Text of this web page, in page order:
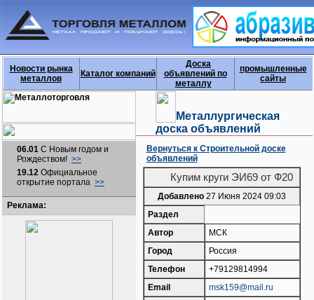
Новости рынка
металлов
Каталог компаний
Доска
объявлений по
металлу
промышленные
сайты
06.01 С Новым годом и
Рождеством! >>
19.12 Официальное
открытие портала >>
Реклама:
Металлургическая
доска объявлений
Вернуться к Строительной доске
объявлений
Купим круги ЭИ69 от Ф20
Добавлено 27 Июня 2024 09:03
Раздел
Автор
МСК
Город
Россия
Телефон
+79129814994
Email
msk159@mail.ru